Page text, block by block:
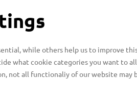
zu
while others help us to improve
what cookie categories you want to
not all functionaliy of our website may